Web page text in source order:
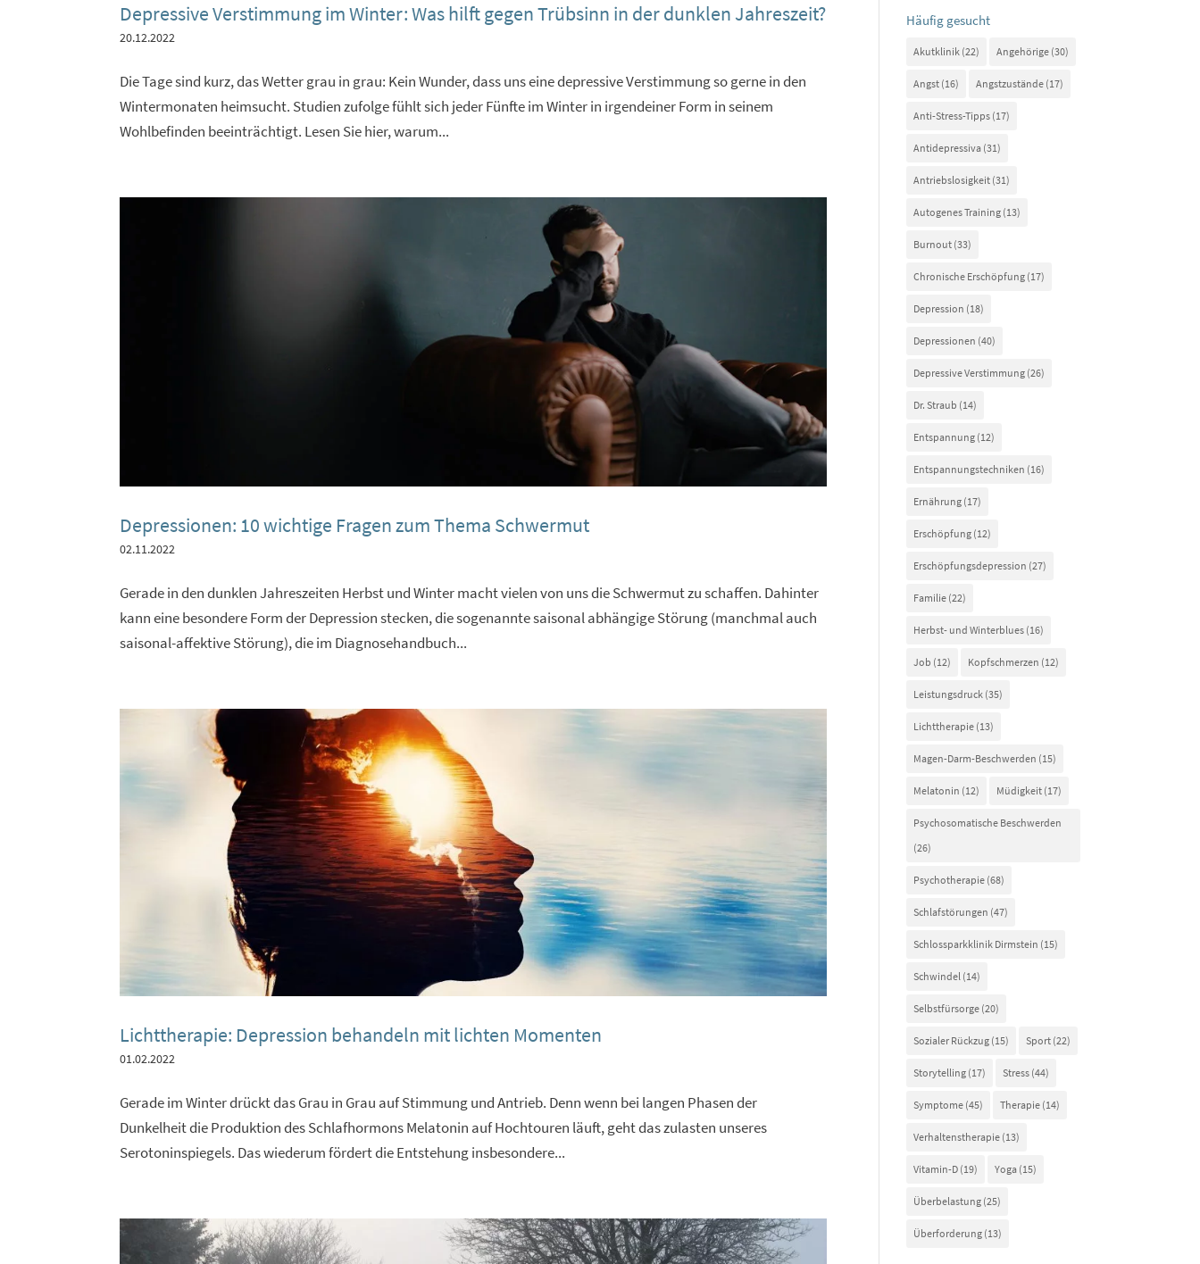
Depressive Verstimmung im Winter: Was hilft gegen Trübsinn in der dunklen Jahreszeit?
20.12.2022
Die Tage sind kurz, das Wetter grau in grau: Kein Wunder, dass uns eine depressive Verstimmung so gerne in den
Wintermonaten heimsucht. Studien zufolge fühlt sich jeder Fünfte im Winter in irgendeiner Form in seinem
Wohlbefinden beeinträchtigt. Lesen Sie hier, warum...
Depressionen: 10 wichtige Fragen zum Thema Schwermut
02.11.2022
Gerade in den dunklen Jahreszeiten Herbst und Winter macht vielen von uns die Schwermut zu schaffen. Dahinter
kann eine besondere Form der Depression stecken, die sogenannte saisonal abhängige Störung (manchmal auch
saisonal-affektive Störung), die im Diagnosehandbuch...
Lichttherapie: Depression behandeln mit lichten Momenten
01.02.2022
Gerade im Winter drückt das Grau in Grau auf Stimmung und Antrieb. Denn wenn bei langen Phasen der
Dunkelheit die Produktion des Schlafhormons Melatonin auf Hochtouren läuft, geht das zulasten unseres
Serotoninspiegels. Das wiederum fördert die Entstehung insbesondere...
Häufig gesucht
Akutklinik (22) Angehörige (30)
Angst (16) Angstzustände (17)
Anti-Stress-Tipps (17)
Antidepressiva (31)
Antriebslosigkeit (31)
Autogenes Training (13)
Burnout (33)
Chronische Erschöpfung (17)
Depression (18)
Depressionen (40)
Depressive Verstimmung (26)
Dr. Straub (14)
Entspannung (12)
Entspannungstechniken (16)
Ernährung (17)
Erschöpfung (12)
Erschöpfungsdepression (27)
Familie (22)
Herbst- und Winterblues (16)
Job (12) Kopfschmerzen (12)
Leistungsdruck (35)
Lichttherapie (13)
Magen-Darm-Beschwerden (15)
Melatonin (12) Müdigkeit (17)
Psychosomatische Beschwerden
(26)
Psychotherapie (68)
Schlafstörungen (47)
Schlossparkklinik Dirmstein (15)
Schwindel (14)
Selbstfürsorge (20)
Sozialer Rückzug (15) Sport (22)
Storytelling (17) Stress (44)
Symptome (45) Therapie (14)
Verhaltenstherapie (13)
Vitamin-D (19) Yoga (15)
Überbelastung (25)
Überforderung (13)